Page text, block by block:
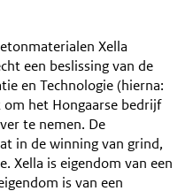
Xella
een beslissing van de
en Technologie (hierna:
het Hongaarse bedrijf
te nemen. De
in de winning van grind,
Xella is eigendom van een
is van een